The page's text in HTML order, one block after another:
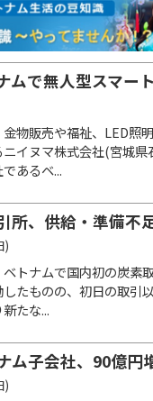
ムで無人型スマー
金物販売や福祉、LED照
ニイヌマ株式会社(宮城
あるベ...
所、供給・準備
)
ベトナムで国内初の炭素
したものの、初日の取引
新たな...
ム子会社、90億
)